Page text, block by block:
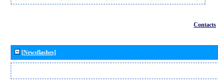
Contacts
[Newsflashes]